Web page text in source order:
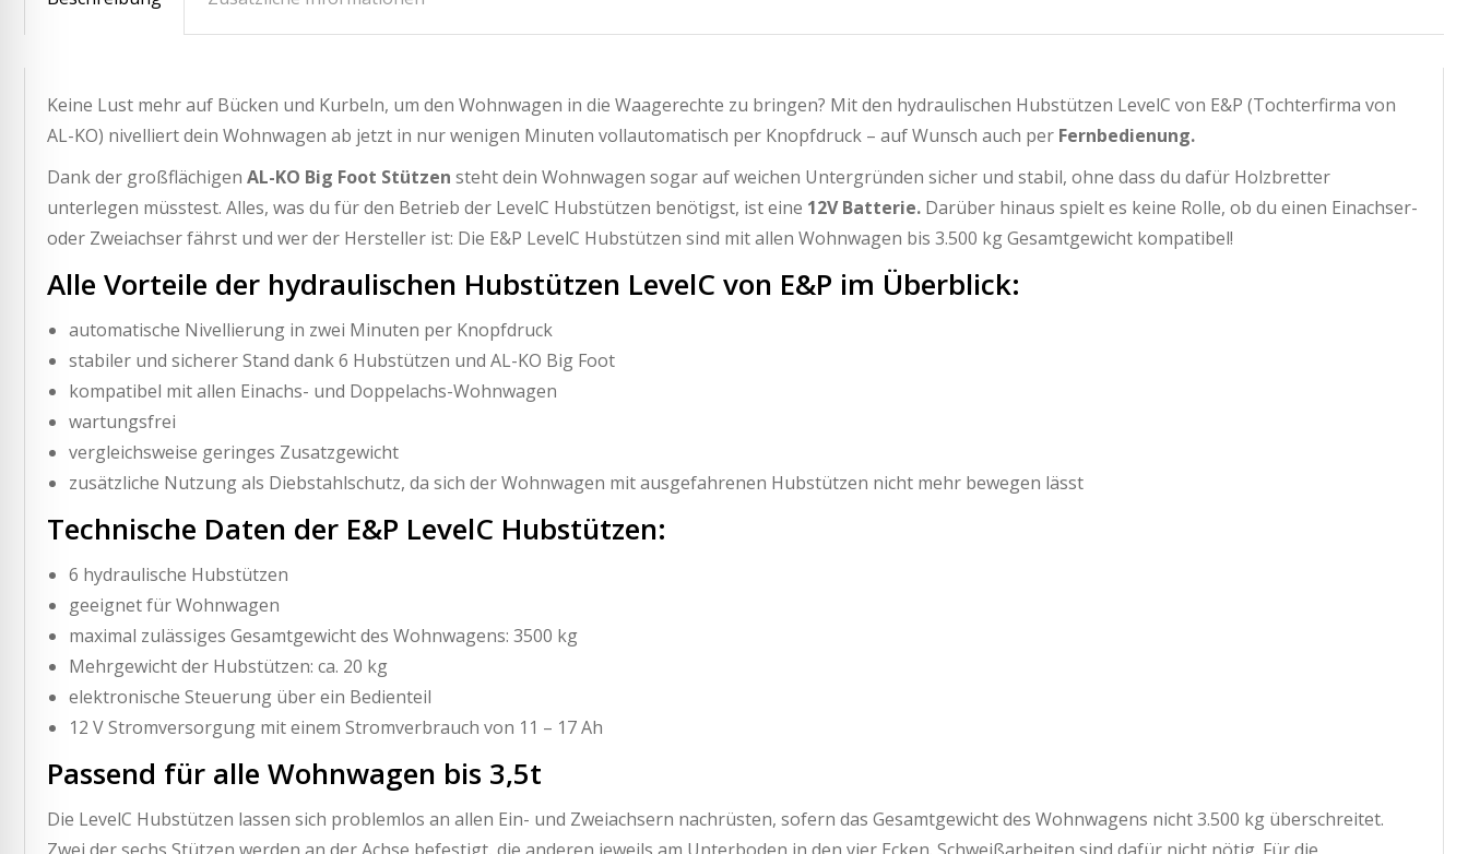
Keine Lust mehr auf Bücken und Kurbeln, um den Wohnwagen in die Waagerechte zu bringen? Mit den hydraulischen Hubstützen LevelC von E&P (Tochterfirma von
AL-KO) nivelliert dein Wohnwagen ab jetzt in nur wenigen Minuten vollautomatisch per Knopfdruck – auf Wunsch auch per Fernbedienung.
Dank der großflächigen AL-KO Big Foot Stützen steht dein Wohnwagen sogar auf weichen Untergründen sicher und stabil, ohne dass du dafür Holzbretter
unterlegen müsstest. Alles, was du für den Betrieb der LevelC Hubstützen benötigst, ist eine 12V Batterie. Darüber hinaus spielt es keine Rolle, ob du einen Einachser-
oder Zweiachser fährst und wer der Hersteller ist: Die E&P LevelC Hubstützen sind mit allen Wohnwagen bis 3.500 kg Gesamtgewicht kompatibel!
Alle Vorteile der hydraulischen Hubstützen LevelC von E&P im Überblick:
automatische Nivellierung in zwei Minuten per Knopfdruck
stabiler und sicherer Stand dank 6 Hubstützen und AL-KO Big Foot
kompatibel mit allen Einachs- und Doppelachs-Wohnwagen
wartungsfrei
vergleichsweise geringes Zusatzgewicht
zusätzliche Nutzung als Diebstahlschutz, da sich der Wohnwagen mit ausgefahrenen Hubstützen nicht mehr bewegen lässt
Technische Daten der E&P LevelC Hubstützen:
6 hydraulische Hubstützen
geeignet für Wohnwagen
maximal zulässiges Gesamtgewicht des Wohnwagens: 3500 kg
Mehrgewicht der Hubstützen: ca. 20 kg
elektronische Steuerung über ein Bedienteil
12 V Stromversorgung mit einem Stromverbrauch von 11 – 17 Ah
Passend für alle Wohnwagen bis 3,5t
Die LevelC Hubstützen lassen sich problemlos an allen Ein- und Zweiachsern nachrüsten, sofern das Gesamtgewicht des Wohnwagens nicht 3.500 kg überschreitet.